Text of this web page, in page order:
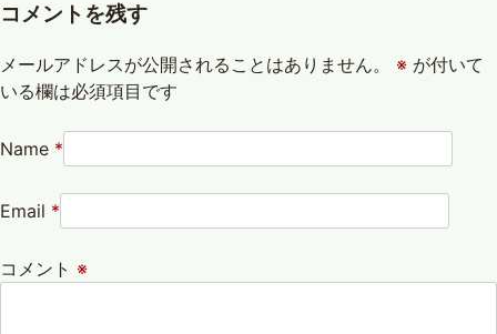
コメントを残す
メールアドレスが公開されることはありません。 ※ が付いて
いる欄は必須項目です
Name *
Email *
コメント ※